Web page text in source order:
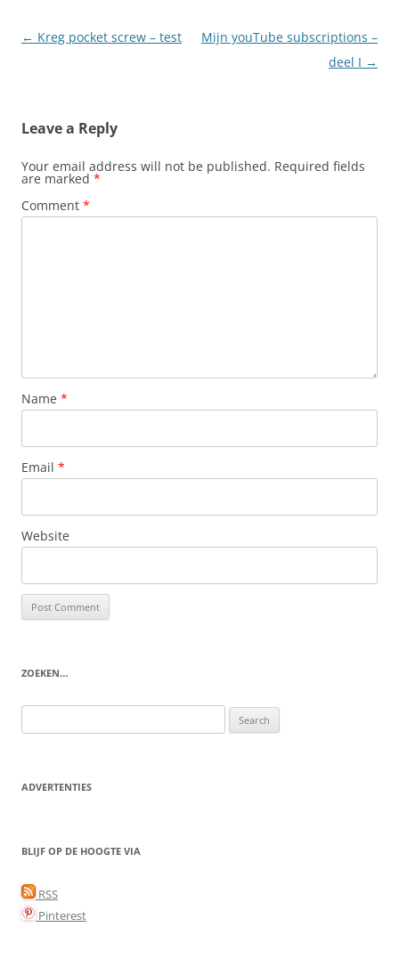
Post
← Kreg pocket screw – test
Mijn youTube subscriptions –
deel I →
Leave a Reply
Your email address will not be published. Required fields
are marked *
Comment *
Name *
Email *
Website
ZOEKEN…
for:
ADVERTENTIES
BLIJF OP DE HOOGTE VIA
RSS
Pinterest